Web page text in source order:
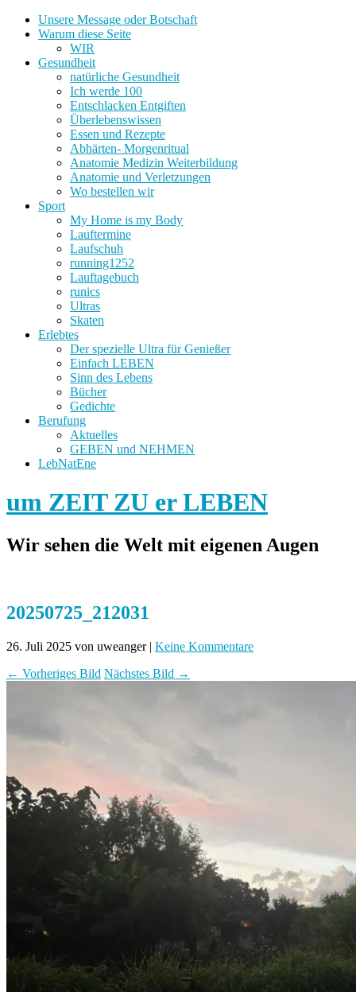
Unsere Message oder Botschaft
Warum diese Seite
WIR
Gesundheit
natürliche Gesundheit
Ich werde 100
Entschlacken Entgiften
Überlebenswissen
Essen und Rezepte
Abhärten- Morgenritual
Anatomie Medizin Weiterbildung
Anatomie und Verletzungen
Wo bestellen wir
Sport
My Home is my Body
Lauftermine
Laufschuh
running1252
Lauftagebuch
runics
Ultras
Skaten
Erlebtes
Der spezielle Ultra für Genießer
Einfach LEBEN
Sinn des Lebens
Bücher
Gedichte
Berufung
Aktuelles
GEBEN und NEHMEN
LebNatEne
um ZEIT ZU er LEBEN
Wir sehen die Welt mit eigenen Augen
20250725_212031
26. Juli 2025 von uweanger| Keine Kommentare
← Vorheriges Bild Nächstes Bild →